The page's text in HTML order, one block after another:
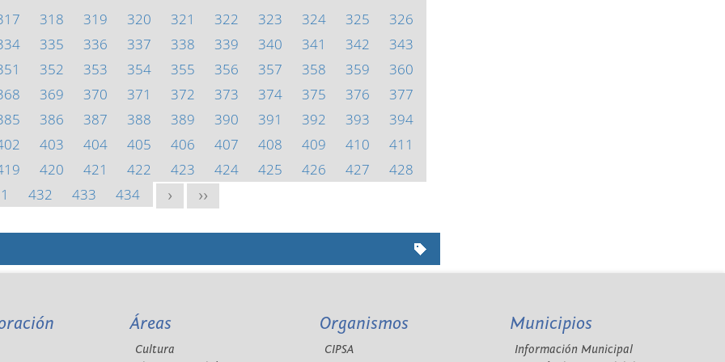
318 319 320 321 322 323 324 325
326
335 336 337 338 339 340 341 342
343
352 353 354 355 356 357 358 359
360
369 370 371 372 373 374 375 376
377
386 387 388 389 390 391 392 393
394
403 404 405 406 407 408 409 410
411
420 421 422 423 424 425 426 427
428
432 433 434 > >>
Áreas
Cultura
Organismos
CIPSA
Municipios
Información Municipal